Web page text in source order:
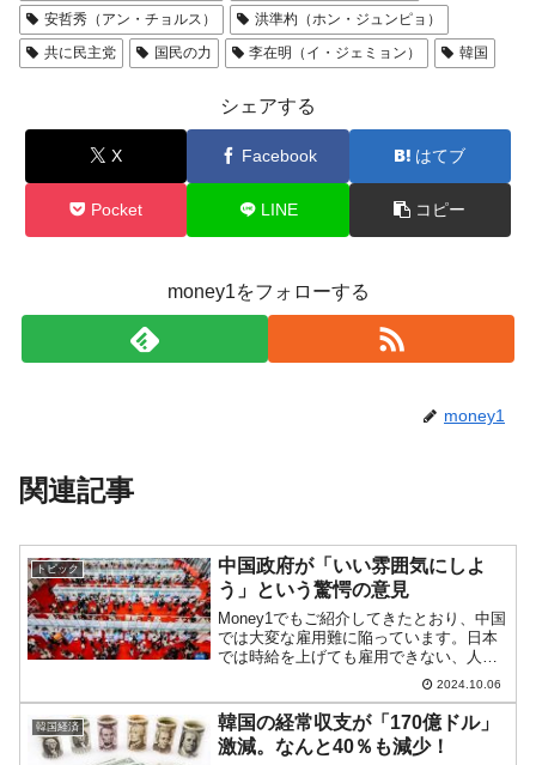
安哲秀（アン・チョルス）
洪準杓（ホン・ジュンピョ）
共に民主党
国民の力 李在明（イ・ジェミョン） 韓国
シェアする
X Facebook はてブ
Pocket LINE コピー
money1をフォローする
money1
関連記事
トピック
中国政府が「いい雰囲気にしよ
う」という驚愕の意見
Money1でもご紹介してきたとおり、中国
では大変な雇用難に陥っています。日本
では時給を上げても雇用できない、人手
不足ですが、中国の様相は真逆。経済が
超低空飛行なのでそもそも雇用がなく、
あっても給与が低い、現在職に就けてい
る人も給与カット・...
2024.10.06
韓国経済
韓国の経常収支が「170億ドル」
激減。なんと40％も減少！